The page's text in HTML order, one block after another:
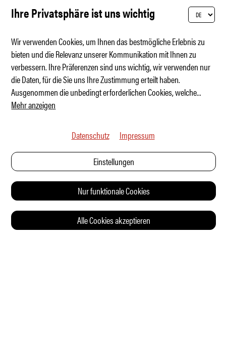
XPENG L03 – Angriff auf die Mittelklasse
Ihre Privatsphäre ist uns wichtig
Wir verwenden Cookies, um Ihnen das bestmögliche Erlebnis zu
bieten und die Relevanz unserer Kommunikation mit Ihnen zu
verbessern. Ihre Präferenzen sind uns wichtig, wir verwenden nur
die Daten, für die Sie uns Ihre Zustimmung erteilt haben.
Ausgenommen die unbedingt erforderlichen Cookies, welche...
Mehr anzeigen
Datenschutz Impressum
Einstellungen
Nur funktionale Cookies
Alle Cookies akzeptieren